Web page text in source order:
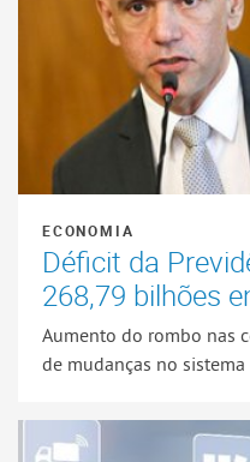
ECONOMIA
Déficit da
268,79 bilhões
Aumento do rombo nas
de mudanças no sistema